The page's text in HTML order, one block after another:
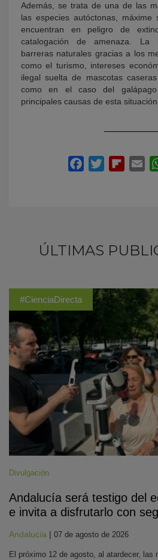
Además, se trata de una de las
las especies autóctonas,
encuentran en peligro de
catalogación de amenaza. La
barreras naturales gracias a los
como el turismo, intereses
ilegal suelta de mascotas
como en el caso del
principales causas de esta situación.
ÚLTIMAS
#CienciaDirecta
Divulgación
Andalucía será testigo del
e invita a disfrutarlo con
Andalucía | 07 de agosto de 2026
El próximo 12 de agosto, al atardecer, las